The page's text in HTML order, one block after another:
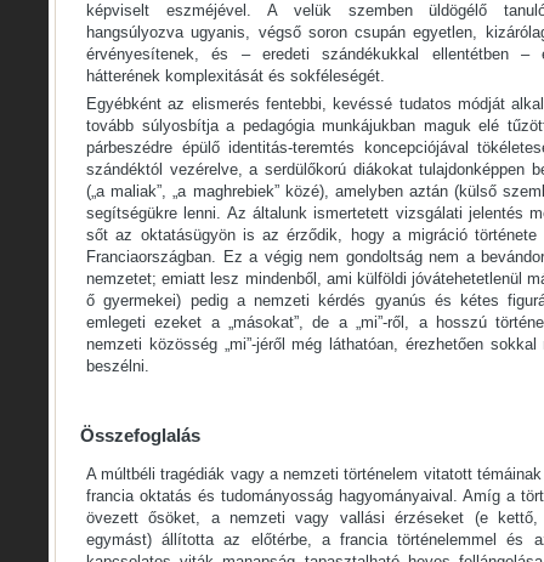
képviselt eszméjével. A velük szemben üldögélő
hangsúlyozva ugyanis, végső soron csupán egyetlen,
érvényesítenek, és – eredeti szándékukkal ellentétben –
hátterének komplexitását és sokféleségét.
Egyébként az elismerés fentebbi, kevéssé tudatos módját
tovább súlyosbítja a pedagógia munkájukban maguk elé
párbeszédre épülő identitás-teremtés koncepciójával
szándéktól vezérelve, a serdülőkorú diákokat tulajdonképpen
(„a maliak”, „a maghrebiek” közé), amelyben aztán (külső
segítségükre lenni. Az általunk ismertetett vizsgálati jelentés
sőt az oktatásügyön is az érződik, hogy a migráció története
Franciaországban. Ez a végig nem gondoltság nem a
nemzetet; emiatt lesz mindenből, ami külföldi jóvátehetetlenül
ő gyermekei) pedig a nemzeti kérdés gyanús és kétes
emlegeti ezeket a „másokat”, de a „mi”-ről, a hosszú
nemzeti közösség „mi”-jéről még láthatóan, érezhetően
beszélni.
Összefoglalás
A múltbéli tragédiák vagy a nemzeti történelem vitatott
francia oktatás és tudományosság hagyományaival. Amíg a
övezett ősöket, a nemzeti vagy vallási érzéseket (e kettő,
egymást) állította az előtérbe, a francia történelemmel és